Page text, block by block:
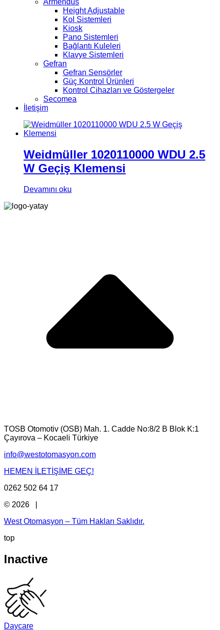
Height Adjustable
Kol Sistemleri
Kiosk
Pano Sistemleri
Bağlantı Kuleleri
Klavye Sistemleri
Gefran
Gefran Sensörler
Güç Kontrol Ürünleri
Kontrol Cihazları ve Göstergeler
Secomea
İletişim
Weidmüller 1020110000 WDU 2.5
W Geçiş Klemensi
Devamını oku
TOSB Otomotiv (OSB) Mah. 1. Cadde No:8/2 B Blok K:1
Çayırova – Kocaeli Türkiye
info@westotomasyon.com
HEMEN İLETİŞİME GEÇ!
0262 502 64 17
© 2026 |
West Otomasyon – Tüm Hakları Saklıdır.
top
Inactive
Daycare